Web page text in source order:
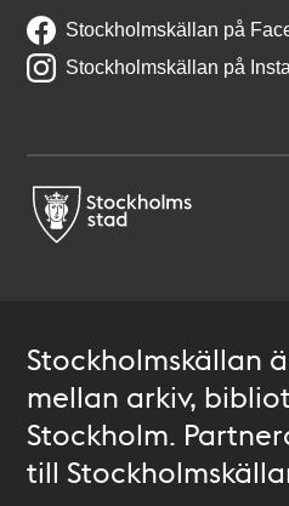
Stockholmskällan på
Stockholmskällan på
Stockholmskällan
mellan arkiv,
Stockholm.
till